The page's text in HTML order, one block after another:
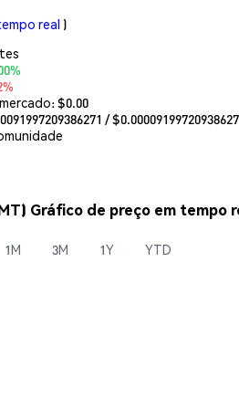
real )
$0.00
/ $
Gráfico de preço em tempo
1M 3M 1Y YTD